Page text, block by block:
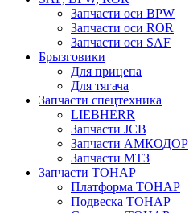
Запчасти оси BPW
Запчасти оси ROR
Запчасти оси SAF
Брызговики
Для прицепа
Для тягача
Запчасти спецтехника
LIEBHERR
Запчасти JCB
Запчасти АМКОДОР
Запчасти МТЗ
Запчасти ТОНАР
Платформа ТОНАР
Подвеска ТОНАР